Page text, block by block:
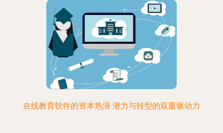
在线教育软件的资本热浪 潜力与转型的双重驱动力